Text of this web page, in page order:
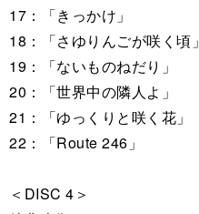
17：「きっかけ」
18：「さゆりんごが咲く頃」
19：「ないものねだり」
20：「世界中の隣人よ」
21：「ゆっくりと咲く花」
22：「Route 246」
＜DISC 4＞